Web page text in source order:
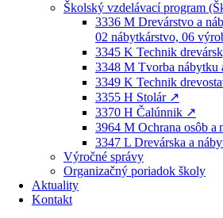
Školský vzdelávací program
3336 M Drevárstvo a
02 nábytkárstvo, 06
3345 K Technik
3348 M Tvorba nábytku
3349 K Technik
3355 H Stolár ↗️
3370 H Čalúnnik ↗️
3964 M Ochrana osôb a
3347 L Drevárska a
Výročné správy
Organizačný poriadok školy
Aktuality
Kontakt